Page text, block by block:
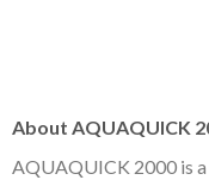
About AQUAQUICK
AQUAQUICK 2000 is